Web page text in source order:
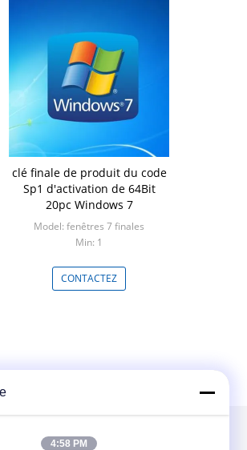
clé finale de produit du code
Sp1 d'activation de 64Bit
20pc Windows 7
Model: fenêtres 7 finales
Min: 1
CONTACTEZ
4:58 PM